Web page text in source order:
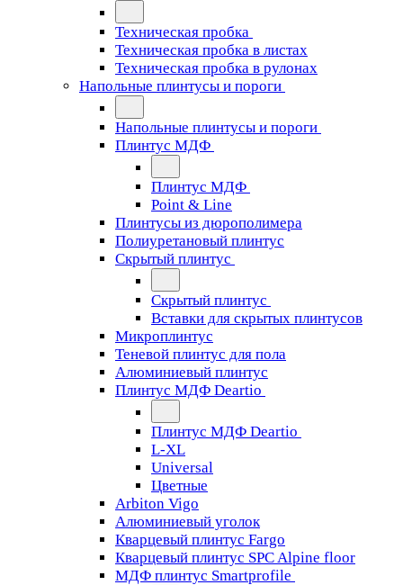
Техническая пробка
Техническая пробка в листах
Техническая пробка в рулонах
Напольные плинтусы и пороги
Напольные плинтусы и пороги
Плинтус МДФ
Плинтус МДФ
Point & Line
Плинтусы из дюрополимера
Полиуретановый плинтус
Скрытый плинтус
Скрытый плинтус
Вставки для скрытых плинтусов
Микроплинтус
Теневой плинтус для пола
Алюминиевый плинтус
Плинтус МДФ Deartio
Плинтус МДФ Deartio
L-XL
Universal
Цветные
Arbiton Vigo
Алюминиевый уголок
Кварцевый плинтус Fargo
Кварцевый плинтус SPC Alpine floor
МДФ плинтус Smartprofile